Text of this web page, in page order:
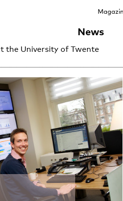
the University of Twente
News